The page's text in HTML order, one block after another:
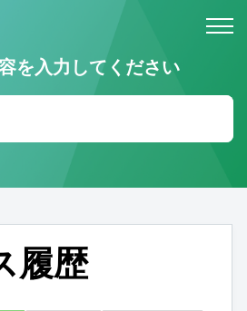
でのお問い合わせ
会議にて対応いたします。
を入力してください
履歴